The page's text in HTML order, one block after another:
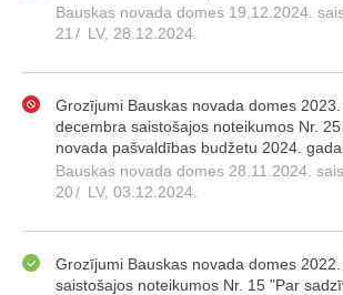
Bauskas novada domes 19.12.2024.
21 / LV, 28.12.2024.
Grozījumi Bauskas novada domes 2023.
decembra saistošajos noteikumos Nr.
novada pašvaldības budžetu 2024.
Bauskas novada domes 28.11.2024.
20/ LV, 03.12.2024.
Grozījumi Bauskas novada domes
saistošajos noteikumos Nr. 15 "Par